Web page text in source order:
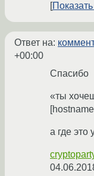
Показать
Ответ на:
+00:00
Спасибо
«ты
а где это